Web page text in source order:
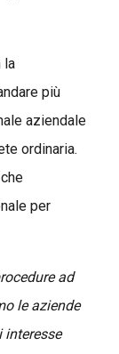
la
più
aziendale
ordinaria.
per
ad
le aziende
interesse